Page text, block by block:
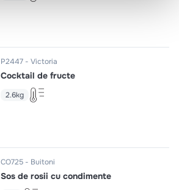
P2447 Victoria
Cocktail de fructe
2.6kg
CO725 Buitoni
Sos de rosii cu condimente